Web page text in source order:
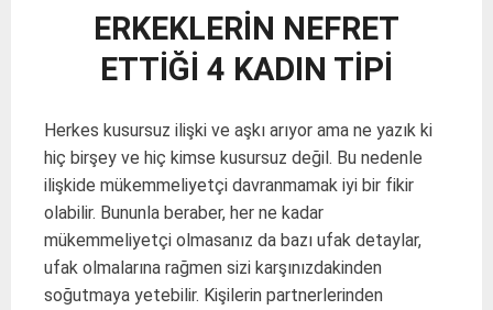
ERKEKLERİN NEFRET
ETTİĞİ 4 KADIN TİPİ
Herkes kusursuz ilişki ve aşkı arıyor ama ne yazık ki
hiç birşey ve hiç kimse kusursuz değil. Bu nedenle
ilişkide mükemmeliyetçi davranmamak iyi bir fikir
olabilir. Bununla beraber, her ne kadar
mükemmeliyetçi olmasanız da bazı ufak detaylar,
ufak olmalarına rağmen sizi karşınızdakinden
soğutmaya yetebilir. Kişilerin partnerlerinden